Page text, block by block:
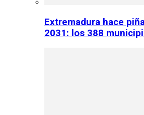
Extremadura hace
2031: los 388